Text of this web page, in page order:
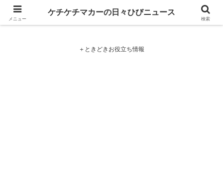
ケチケチマカーの日々ひびニュース
＋ときどきお役立ち情報
メニュー
ケチケチマカーの日々ひびニュース
検索